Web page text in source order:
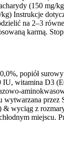
(150
Instrukcje
na 2–3
karmą.
popiół
IU, witamina
z
miejscu.